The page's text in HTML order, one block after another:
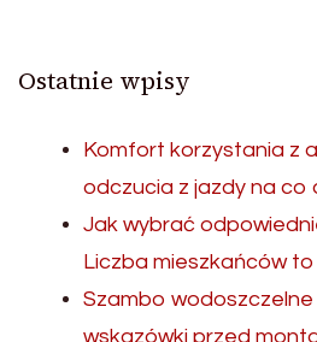
Ostatnie wpisy
Komfort korzystania z
odczucia z jazdy na co
Jak wybrać
Liczba mieszkańców
Szambo
wskazówki przed